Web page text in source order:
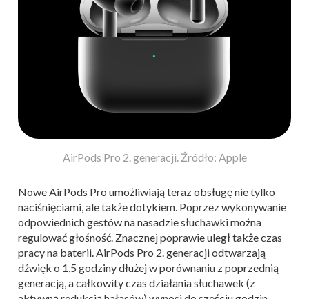
AirPods Pro 2. generacji. Źródło: Apple
Nowe AirPods Pro umożliwiają teraz obsługę nie tylko
naciśnięciami, ale także dotykiem. Poprzez wykonywanie
odpowiednich gestów na nasadzie słuchawki można
regulować głośność. Znacznej poprawie uległ także czas
pracy na baterii. AirPods Pro 2. generacji odtwarzają
dźwięk o 1,5 godziny dłużej w porównaniu z poprzednią
generacją, a całkowity czas działania słuchawek (z